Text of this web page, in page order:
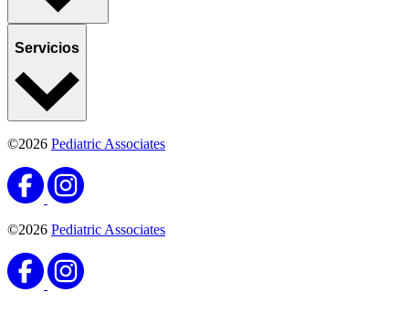
Servicios
©2026 Pediatric Associates
©2026 Pediatric Associates